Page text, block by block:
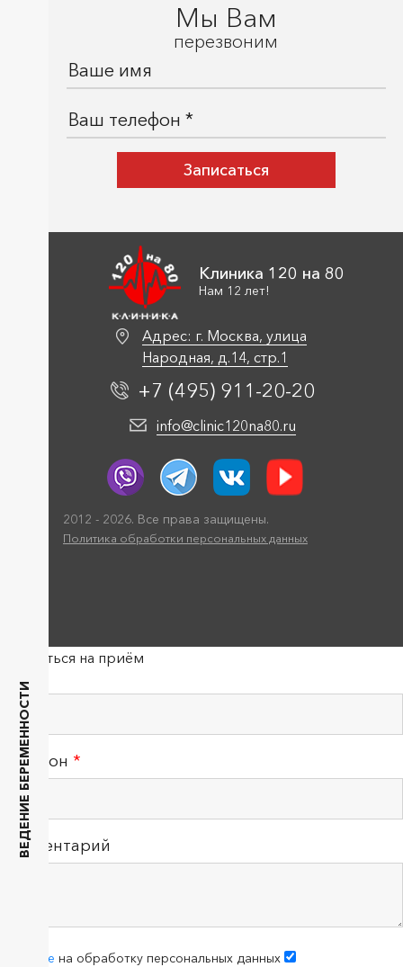
ВЕДЕНИЕ БЕРЕМЕННОСТИ
Мы Вам
перезвоним
Клиника 120 на 80
Нам 12 лет!
Адрес: г. Москва, улица
Народная, д.14, стр.1
+7 (495) 911 -20-20
info@clinic120na80.ru
2012 - 2026. Все права защищены.
Политика обработки персональных данных
Записаться на приём
Телефон *
Комментарий
согласие на обработку персональных данных